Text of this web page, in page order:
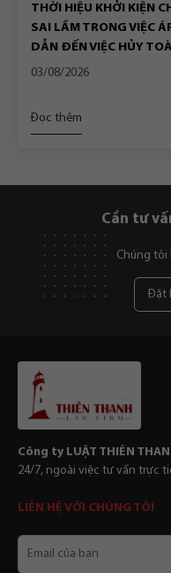
THỜI HIỆU KHỞI KIỆN
SAI LẦM TRONG VIỆC
DẪN ĐẾN VIỆC HỦY
03/08/2026
Đọc thêm
Cần tư
Chúng tôi
Đặt
Công ty LUẬT THIÊN
24/7, ngoài việc tư vấn trực
LIÊN HỆ VỚI CHÚNG TÔI